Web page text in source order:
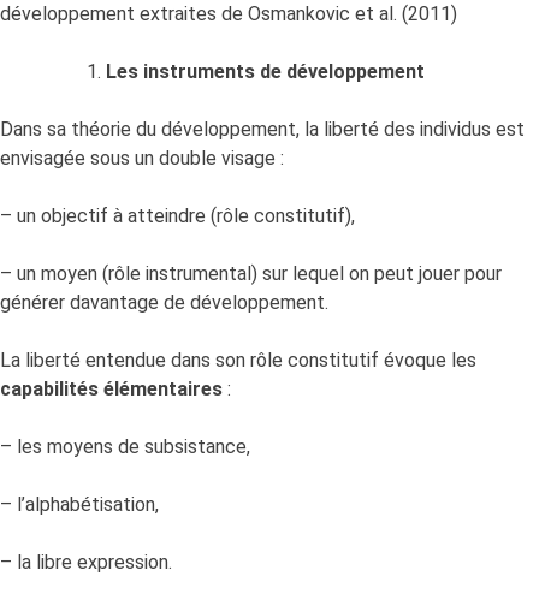
développement extraites de Osmankovic et al. (2011)
Les instruments de développement
Dans sa théorie du développement, la liberté des individus est
envisagée sous un double visage :
– un objectif à atteindre (rôle constitutif),
– un moyen (rôle instrumental) sur lequel on peut jouer pour
générer davantage de développement.
La liberté entendue dans son rôle constitutif évoque les
capabilités élémentaires :
– les moyens de subsistance,
– l’alphabétisation,
– la libre expression.